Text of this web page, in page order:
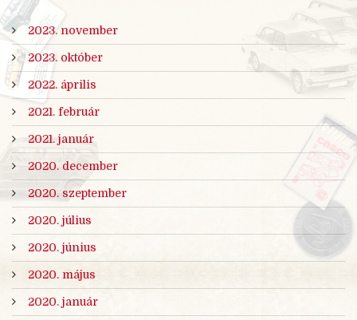
2023. november
2023. október
2022. április
2021. február
2021. január
2020. december
2020. szeptember
2020. július
2020. június
2020. május
2020. január